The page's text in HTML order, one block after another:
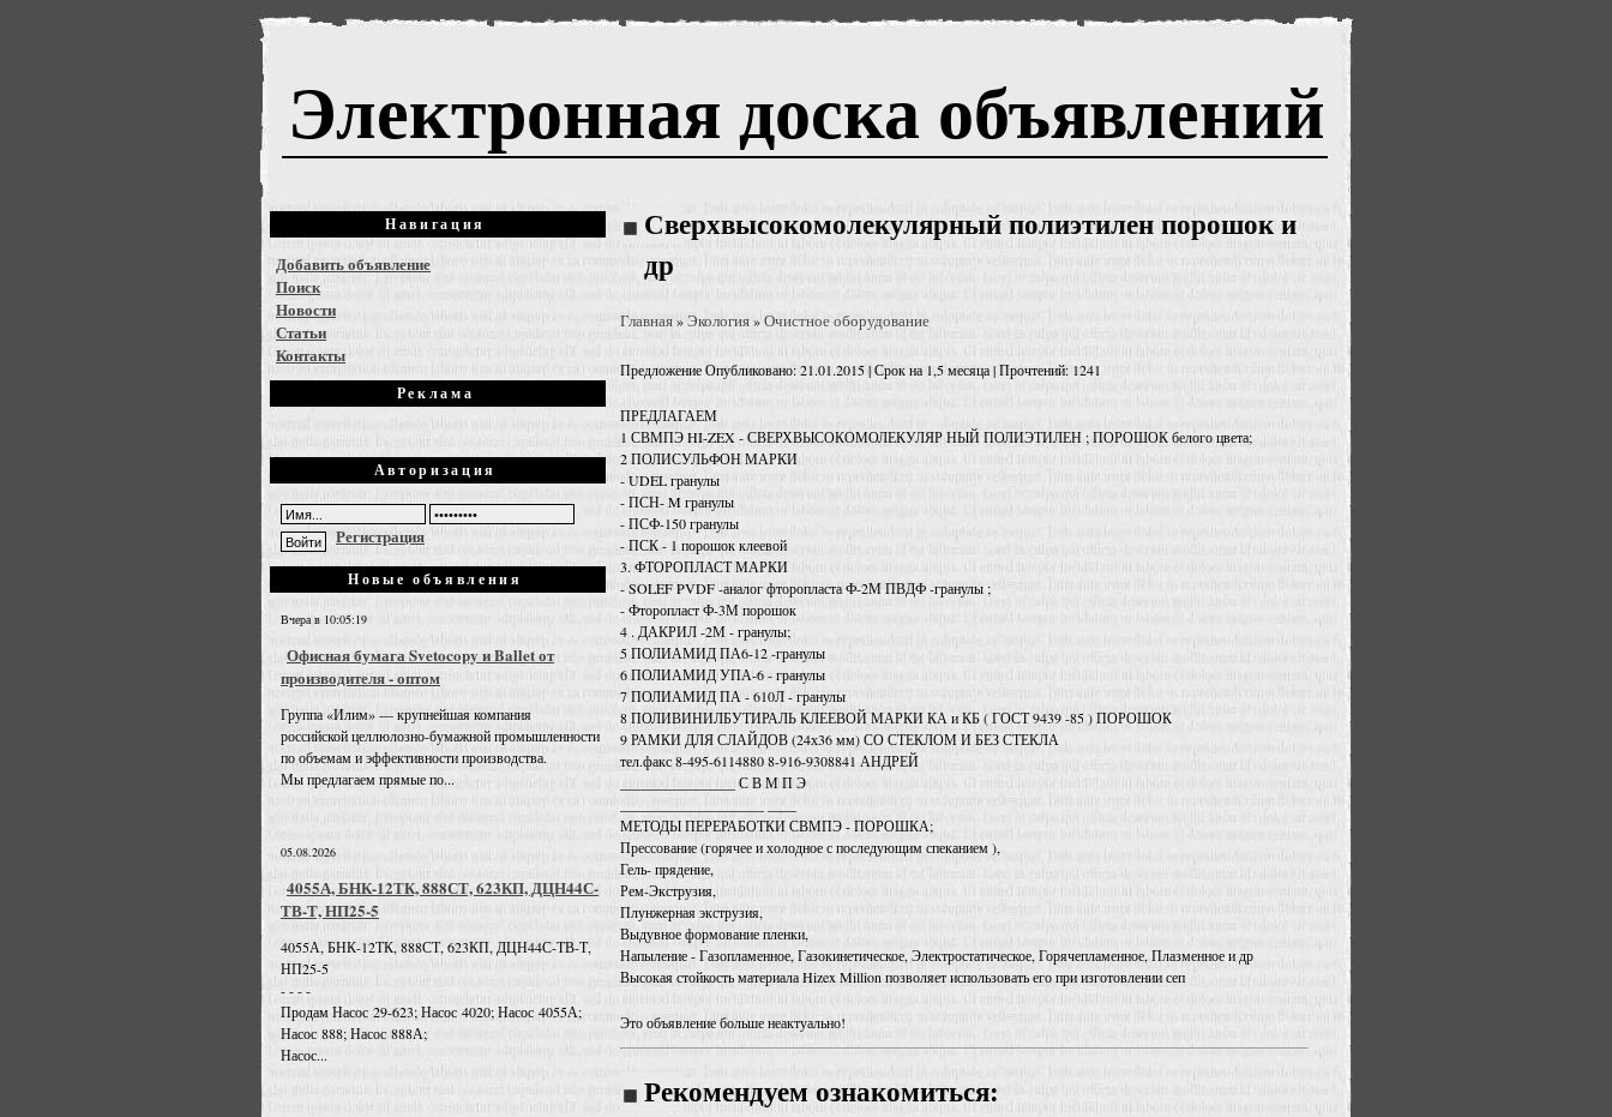
Электронная доска объявлений
Навигация
Добавить объявление
Поиск
Новости
Статьи
Контакты
Реклама
Авторизация
Регистрация
Новые объявления
Вчера в 10:05:19
Офисная бумага Svetocopy и Ballet от
производителя - оптом
Группа «Илим» — крупнейшая компания
российской целлюлозно-бумажной промышленности
по объемам и эффективности производства.
Мы предлагаем прямые по...
05.08.2026
4055А, БНК-12ТК, 888СТ, 623КП, ДЦН44С-
ТВ-Т, НП25-5
4055А, БНК-12ТК, 888СТ, 623КП, ДЦН44С-ТВ-Т,
НП25-5
- - - -
Продам Насос 29-623; Насос 4020; Насос 4055А;
Насос 888; Насос 888А;
Насос...
Сверхвысокомолекулярный полиэтилен порошок и
др
Главная»Экология»Очистное оборудование
ПредложениеОпубликовано: 21.01.2015 | Срок на 1,5 месяца | Прочтений: 1241
ПРЕДЛАГАЕМ
1 СВМПЭ HI-ZEX - СВЕРХВЫСОКОМОЛЕКУЛЯР НЫЙ ПОЛИЭТИЛЕН ; ПОРОШОК белого цвета;
2 ПОЛИСУЛЬФОН МАРКИ
- UDEL гранулы
- ПСН- M гранулы
- ПСФ-150 гранулы
- ПСК - 1 порошок клеевой
3. ФТОРОПЛАСТ МАРКИ
- SOLEF PVDF -аналог фторопласта Ф-2М ПВДФ -гранулы ;
- Фторопласт Ф-3М порошок
4 . ДАКРИЛ -2М - гранулы;
5 ПОЛИАМИД ПА6-12 -гранулы
6 ПОЛИАМИД УПА-6 - гранулы
7 ПОЛИАМИД ПА - 610Л - гранулы
8 ПОЛИВИНИЛБУТИРАЛЬ КЛЕЕВОЙ МАРКИ КА и КБ ( ГОСТ 9439 -85 ) ПОРОШОК
9 РАМКИ ДЛЯ СЛАЙДОВ (24х36 мм) СО СТЕКЛОМ И БЕЗ СТЕКЛА
тел.факс 8-495-6114880 8-916-9308841 АНДРЕЙ
________________ С В М П Э
МЕТОДЫ ПЕРЕРАБОТКИ СВМПЭ - ПОРОШКА;
Прессование (горячее и холодное с последующим спеканием ),
Гель- прядение,
Рем-Экструзия,
Плунжерная экструзия,
Выдувное формование пленки,
Напыление - Газопламенное, Газокинетическое, Электростатическое, Горячепламенное, Плазменное и др
Высокая стойкость материала Hizex Million позволяет использовать его при изготовлении сеп
Это объявление больше неактуально!
Рекомендуем ознакомиться: